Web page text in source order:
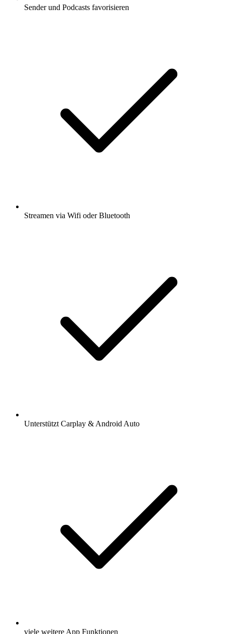
Sender und Podcasts favorisieren
Streamen via Wifi oder Bluetooth
Unterstützt Carplay & Android Auto
viele weitere App Funktionen